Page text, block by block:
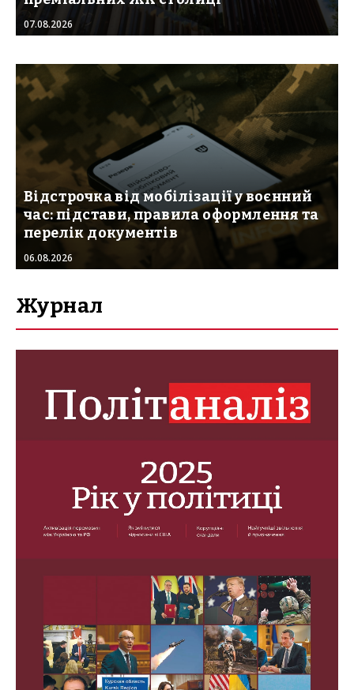
07.08.2026
Відстрочка від мобілізації у воєнний
час: підстави, правила оформлення та
перелік документів
06.08.2026
Журнал